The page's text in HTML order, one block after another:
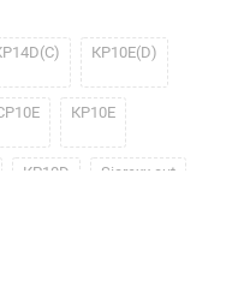
КР10Е(D)
КР10Е
КР10D Siarexx cut